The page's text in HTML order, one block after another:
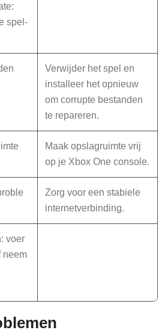
spel-
Verwijder het spel en
installeer het opnieuw
om corrupte bestanden
te repareren.
Maak opslagruimte vrij
op je Xbox One console.
Zorg voor een stabiele
internetverbinding.
voer
neem